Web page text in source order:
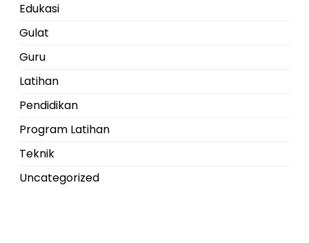
Edukasi
Gulat
Guru
Latihan
Pendidikan
Program Latihan
Teknik
Uncategorized